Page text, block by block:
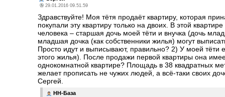
29.01.2016 09.51.59
Здравствуйте! Моя тётя продаёт квартиру, которая
покупали эту квартиру только на двоих. В этой
человека – старшая дочь моей тёти и внучка (дочь
младшая дочка (как собственники жилья) могут
Просто идут и выписывают, правильно? 2) У моей тёти
этого жилья). После продажи первой квартиры она
однокомнатной квартире? Площадь в 38 квадратных
желает прописать не чужих людей, а всё-таки своих
Сергей.
НН-База